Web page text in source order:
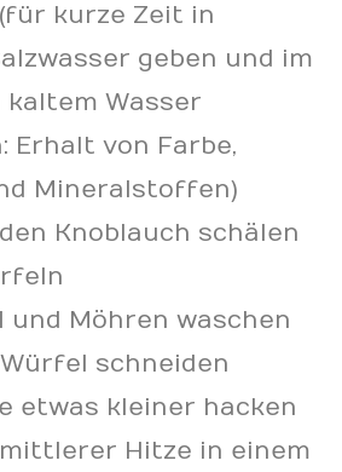
kurze Zeit in
geben und im
Wasser
Erhalt von Farbe,
Mineralstoffen)
Knoblauch schälen
Möhren waschen
schneiden
etwas kleiner hacken
Hitze in einem